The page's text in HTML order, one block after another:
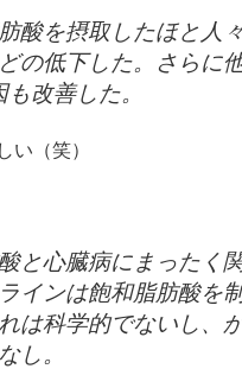
酸を摂取したほと人々
の低下した。さらに
改善した。
い（笑）
と心臓病にまったく
インは飽和脂肪酸を
は科学的でないし、
し。